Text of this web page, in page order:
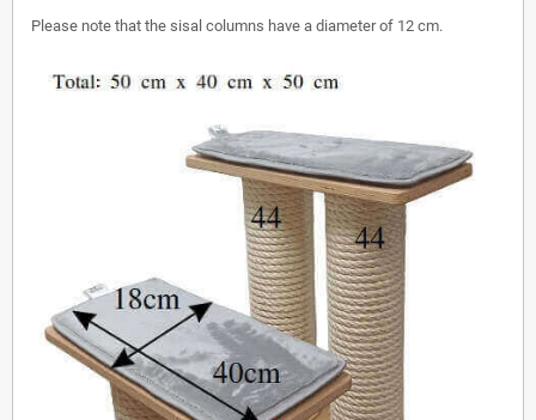
Please note that the sisal columns have a diameter of 12 cm.